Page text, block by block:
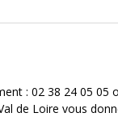
: 02 38 24 05 05
de Loire vous